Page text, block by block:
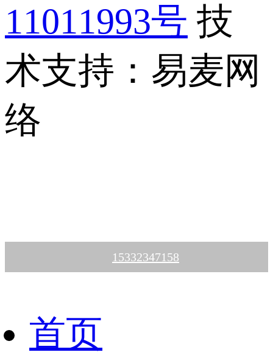
11011993号 技
术支持：易麦网
络
15332347158
首页